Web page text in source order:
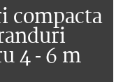
compacta
4 - 6 m